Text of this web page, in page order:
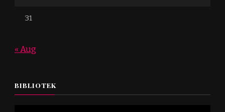
31
« Aug
BIBLIOTEK